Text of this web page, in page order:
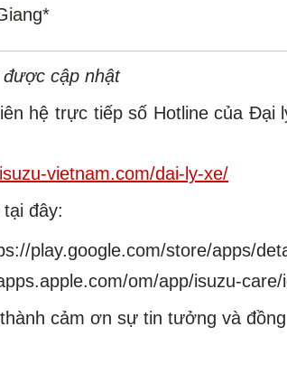
cập nhật
hệ trực tiếp số Hotline của
vietnam.com/dai-ly-xe/
đây:
play.google.com/store/apps/
om/app/isuzu-
cảm ơn sự tin tưởng và